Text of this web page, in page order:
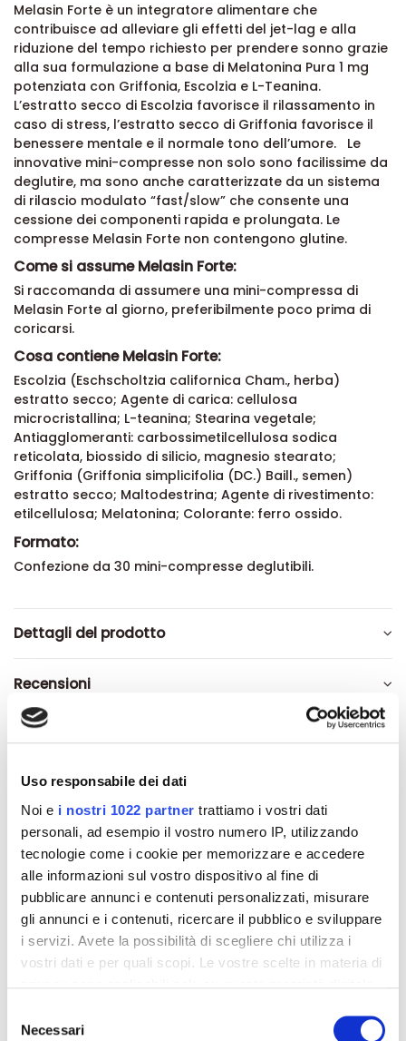
Uso responsabile dei dati
Noi e i nostri 1022 partner trattiamo i vostri dati
personali, ad esempio il vostro numero IP, utilizzando
tecnologie come i cookie per memorizzare e accedere
alle informazioni sul vostro dispositivo al fine di
pubblicare annunci e contenuti personalizzati, misurare
gli annunci e i contenuti, ricercare il pubblico e sviluppare
i servizi. Avete la possibilità di scegliere chi utilizza i
vostri dati e per quali scopi. Le vostre scelte in materia di
modificare o revocare il proprio consenso in qualsiasi
delNecessari
Melasin Forte è un integratore alimentare che
contribuisce ad alleviare gli effetti del jet-lag e alla
riduzione del tempo richiesto per prendere sonno grazie
alla sua formulazione a base di Melatonina Pura 1 mg
potenziata con Griffonia, Escolzia e L-Teanina.
L’estratto secco di Escolzia favorisce il rilassamento in
caso di stress, l’estratto secco di Griffonia favorisce il
benessere mentale e il normale tono dell’umore. Le
innovative mini-compresse non solo sono facilissime da
deglutire, ma sono anche caratterizzate da un sistema
di rilascio modulato “fast/slow” che consente una
cessione dei componenti rapida e prolungata. Le
compresse Melasin Forte non contengono glutine.
Come si assume Melasin Forte:
Si raccomanda di assumere una mini-compressa di
Melasin Forte al giorno, preferibilmente poco prima di
coricarsi.
Cosa contiene Melasin Forte:
Escolzia (Eschscholtzia californica Cham., herba)
estratto secco; Agente di carica: cellulosa
microcristallina; L-teanina; Stearina vegetale;
Antiagglomeranti: carbossimetilcellulosa sodica
reticolata, biossido di silicio, magnesio stearato;
Griffonia (Griffonia simplicifolia (DC.) Baill., semen)
estratto secco; Maltodestrina; Agente di rivestimento:
etilcellulosa; Melatonina; Colorante: ferro ossido.
Formato:
Confezione da 30 mini-compresse deglutibili.
Dettagli del prodotto
Recensioni
Altri prodotti che potrebbero
interessarti
-42% -42%